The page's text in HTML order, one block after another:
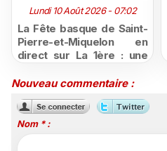
Lundi 10 Août 2026 - 07:02
La Fête basque de Saint-
Pierre-et-Miquelon en
direct sur La 1ère : une
sport et de festivités à
Nouveau commentaire :
Nom * :